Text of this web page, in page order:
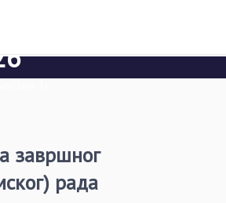
завршног
рада